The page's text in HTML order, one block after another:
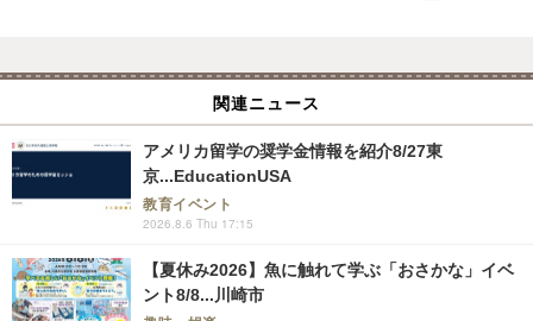
関連ニュース
アメリカ留学の奨学金情報を紹介8/27東
京...EducationUSA
教育イベント
2026.8.6 Thu 17:15
【夏休み2026】魚に触れて学ぶ「おさかな」イベ
ント8/8...川崎市